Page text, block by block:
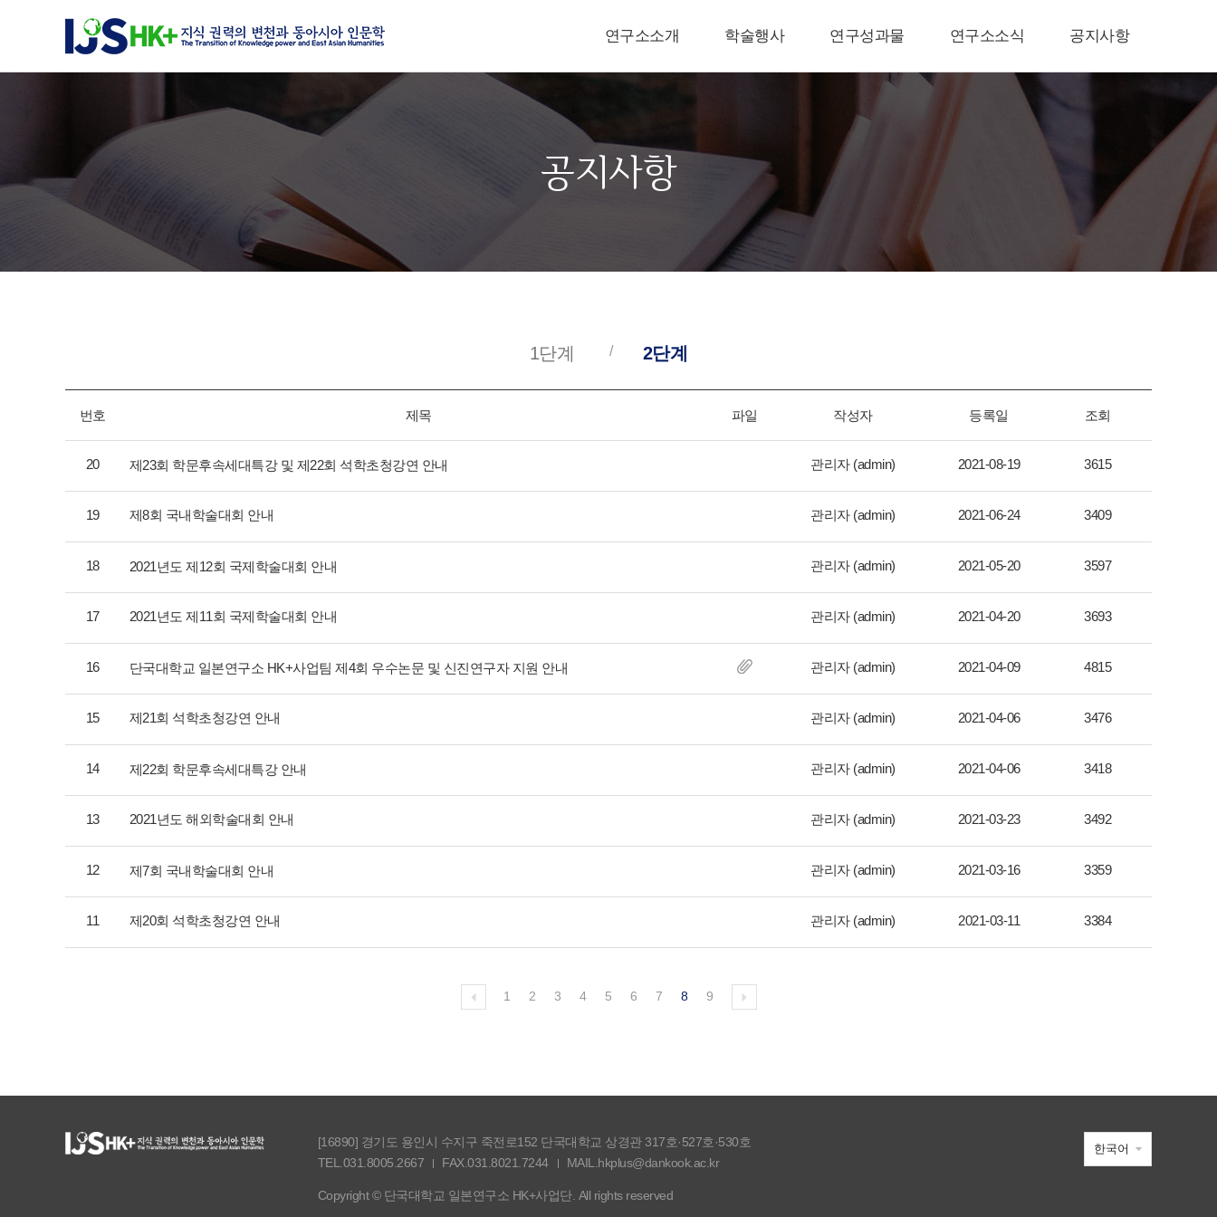
연구소소개 학술행사 연구성과물 연구소소식 공지사항
공지사항
1단계 2단계
번호 제목 파일 작성자 등록일 조회
20 제23회 학문후속세대특강 및 제22회 석학초청강연 안내 관리자 (admin) 2021-08-19 3615
19 제8회 국내학술대회 안내 관리자 (admin) 2021-06-24 3409
18 2021년도 제12회 국제학술대회 안내 관리자 (admin) 2021-05-20 3597
17 2021년도 제11회 국제학술대회 안내 관리자 (admin) 2021-04-20 3693
16 단국대학교 일본연구소 HK+사업팀 제4회 우수논문 및 신진연구자 지원 안내 관리자 (admin) 2021-04-09 4815
15 제21회 석학초청강연 안내 관리자 (admin) 2021-04-06 3476
14 제22회 학문후속세대특강 안내 관리자 (admin) 2021-04-06 3418
13 2021년도 해외학술대회 안내 관리자 (admin) 2021-03-23 3492
12 제7회 국내학술대회 안내 관리자 (admin) 2021-03-16 3359
11 제20회 석학초청강연 안내 관리자 (admin) 2021-03-11 3384
1 2 3 4 5 6 7 8 9
[16890] 경기도 용인시 수지구 죽전로152 단국대학교 상경관 317호·527호·530호
TEL.031.8005.2667
FAX.031.8021.7244 MAIL.hkplus@dankook.ac.kr
Copyright © 단국대학교 일본연구소 HK+사업단. All rights reserved